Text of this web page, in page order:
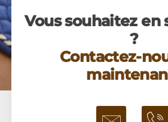
Vous souhaitez en
?
Contactez-